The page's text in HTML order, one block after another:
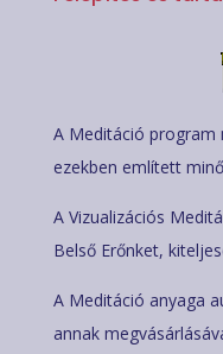
A Meditáció program
ezekben említett
A Vizualizációs
Belső Erőnket,
A Meditáció anyaga
annak